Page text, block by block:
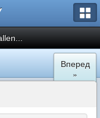
Вперед
»